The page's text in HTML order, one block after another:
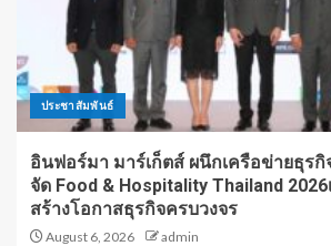
ประชาสัมพันธ์
อินฟอร์มา มาร์เก็ตส์ ผนึกเครือข่ายธุรกิ
จัด Food & Hospitality Thailand
สร้างโอกาสธุรกิจครบวงจร
August 6, 2026 admin